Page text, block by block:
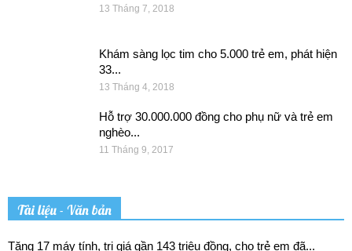
13 Tháng 7, 2018
Khám sàng lọc tim cho 5.000 trẻ em, phát hiện
33...
13 Tháng 4, 2018
Hỗ trợ 30.000.000 đồng cho phụ nữ và trẻ em
nghèo...
11 Tháng 9, 2017
Tài liệu - Văn bản
Tặng 17 máy tính, trị giá gần 143 triệu đồng, cho trẻ em đã...